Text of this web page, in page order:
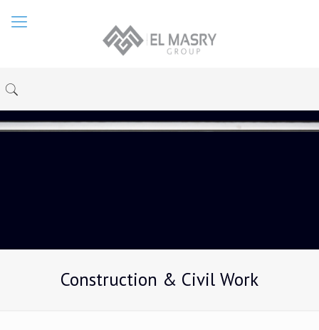
Construction & Civil Work